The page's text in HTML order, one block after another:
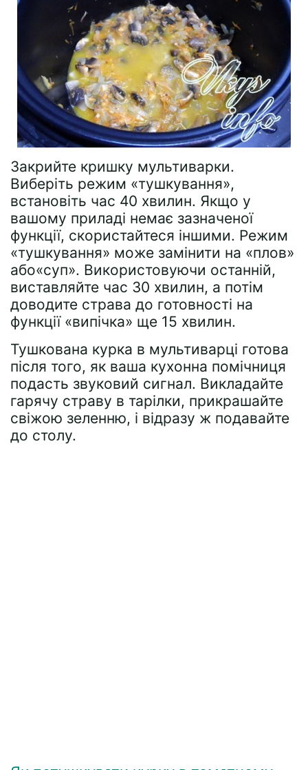
Закрийте кришку мультиварки.
Виберіть режим «тушкування»,
встановіть час 40 хвилин. Якщо у
вашому приладі немає зазначеної
функції, скористайтеся іншими. Режим
«тушкування» може замінити на «плов»
або«суп». Використовуючи останній,
виставляйте час 30 хвилин, а потім
доводите страва до готовності на
функції «випічка» ще 15 хвилин.
Тушкована курка в мультиварці готова
після того, як ваша кухонна помічниця
подасть звуковий сигнал. Викладайте
гарячу страву в тарілки, прикрашайте
свіжою зеленню, і відразу ж подавайте
до столу.